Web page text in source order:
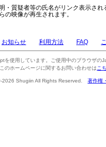
・質疑者等の氏名がリンク表示さ
の映像が再生されます。
お知らせ 利用方法 FAQ
を使用しています。ご使用中のブラウザの
このホームページに関するお問い合わせは こ
2026 Shugiin All Rights Reserved. 著作権